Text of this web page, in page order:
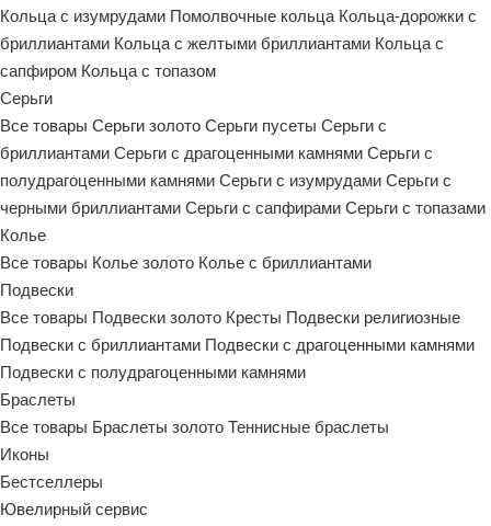
Кольца с изумрудами Помолвочные кольца Кольца-дорожки с
бриллиантами Кольца с желтыми бриллиантами Кольца с
сапфиром Кольца с топазом
Серьги
Все товары Серьги золото Серьги пусеты Серьги с
бриллиантами Серьги с драгоценными камнями Серьги с
полудрагоценными камнями Серьги с изумрудами Серьги с
черными бриллиантами Серьги с сапфирами Серьги с топазами
Колье
Все товары Колье золото Колье с бриллиантами
Подвески
Все товары Подвески золото Кресты Подвески религиозные
Подвески с бриллиантами Подвески с драгоценными камнями
Подвески с полудрагоценными камнями
Браслеты
Все товары Браслеты золото Теннисные браслеты
Иконы
Бестселлеры
Ювелирный сервис